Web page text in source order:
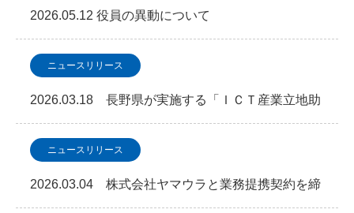
2026.05.12 役員の異動について
ニュースリリース
2026.03.18 長野県が実施する「ＩＣＴ産業立地助
成金事業」において事業認定を取得しました
ニュースリリース
2026.03.04 株式会社ヤマウラと業務提携契約を締